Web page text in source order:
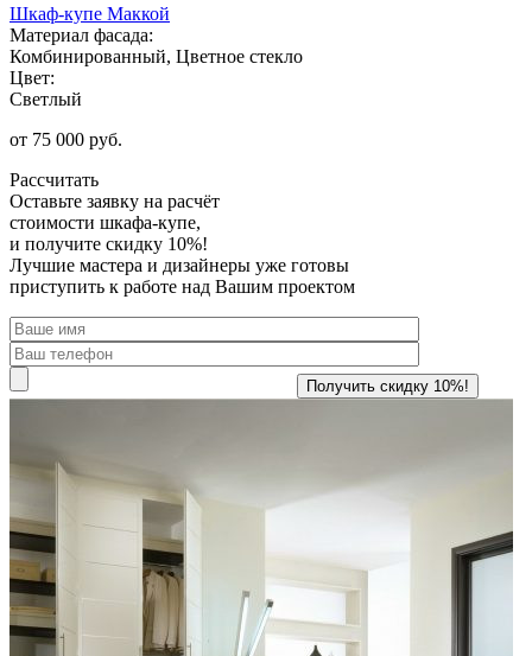
Шкаф-купе Маккой
Материал фасада:
Комбинированный, Цветное стекло
Цвет:
Светлый
от 75 000 руб.
Рассчитать
Оставьте заявку на расчёт
стоимости шкафа-купе,
и получите скидку 10%!
Лучшие мастера и дизайнеры уже готовы
приступить к работе над Вашим проектом